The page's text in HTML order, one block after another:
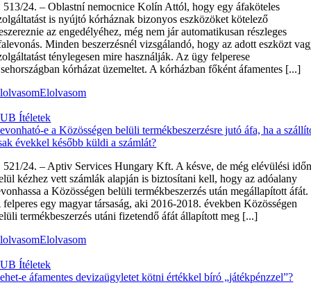
513/24. – Oblastní nemocnice Kolín Attól, hogy egy áfaköteles
is nyújtó kórháznak bizonyos eszközöket kötelező
az engedélyéhez, még nem jár automatikusan részleges
Minden beszerzésnél vizsgálandó, hogy az adott eszközt
ténylegesen mire használják. Az ügy felperese
kórházat üzemeltet. A kórházban főként áfamentes [...]
Elolvasom
Ítéletek
e a Közösségen belüli termékbeszerzésre jutó áfa, ha a
évekkel később küldi a számlát?
521/24. – Aptiv Services Hungary Kft. A késve, de még elévülési
kézhez vett számlák alapján is biztosítani kell, hogy az adóalany
a Közösségen belüli termékbeszerzés után megállapított áfát.
felperes egy magyar társaság, aki 2016-2018. években Közösségen
termékbeszerzés utáni fizetendő áfát állapított meg [...]
Elolvasom
Ítéletek
e áfamentes devizaügyletet kötni értékkel bíró „játékpénzzel”?